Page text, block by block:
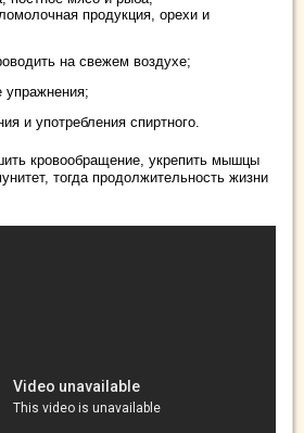
продукция, орехи и
на свежем воздухе;
упражнения;
и употребления спиртного.
кровообращение, укрепить мышцы
тогда продолжительность жизни